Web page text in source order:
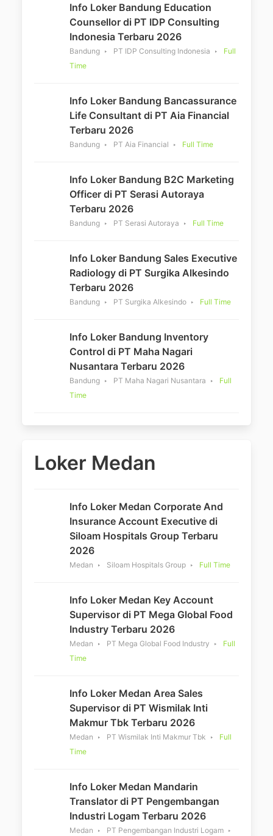
Info Loker Bandung Education
Counsellor di PT IDP Consulting
Indonesia Terbaru 2026
Bandung PT IDP Consulting Indonesia
Full
Time
Info Loker Bandung Bancassurance
Life Consultant di PT Aia Financial
Terbaru 2026
Bandung PT Aia Financial Full Time
Info Loker Bandung B2C Marketing
Officer di PT Serasi Autoraya
Terbaru 2026
Bandung PT Serasi Autoraya Full Time
Info Loker Bandung Sales Executive
Radiology di PT Surgika Alkesindo
Terbaru 2026
Bandung PT Surgika Alkesindo Full Time
Info Loker Bandung Inventory
Control di PT Maha Nagari
Nusantara Terbaru 2026
Bandung PT Maha Nagari Nusantara
Full
Time
Loker Medan
Info Loker Medan Corporate And
Insurance Account Executive di
Siloam Hospitals Group Terbaru
2026
Medan Siloam Hospitals Group Full Time
Info Loker Medan Key Account
Supervisor di PT Mega Global Food
Industry Terbaru 2026
Medan PT Mega Global Food Industry
Full
Time
Info Loker Medan Area Sales
Supervisor di PT Wismilak Inti
Makmur Tbk Terbaru 2026
Medan PT Wismilak Inti Makmur Tbk
Full
Time
Info Loker Medan Mandarin
Translator di PT Pengembangan
Industri Logam Terbaru 2026
Medan
PT Pengembangan Industri Logam